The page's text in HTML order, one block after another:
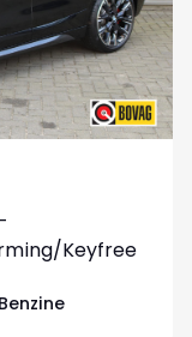
Keyfree
Benzine